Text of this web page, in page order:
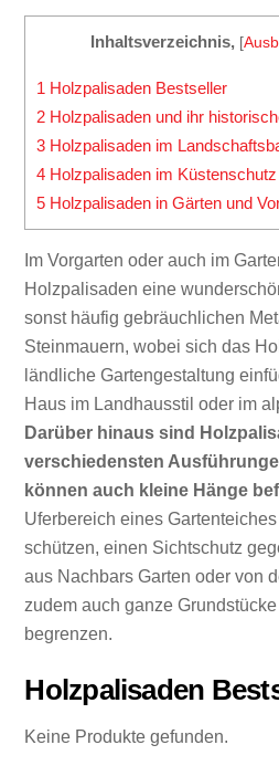
Inhaltsverzeichnis, [
1 Holzpalisaden Bestseller
2 Holzpalisaden und ihr
3 Holzpalisaden im
4 Holzpalisaden im Küstenschutz
5 Holzpalisaden in Gärten und
Im Vorgarten oder auch im
Holzpalisaden eine
sonst häufig gebräuchlichen
Steinmauern, wobei sich das
ländliche Gartengestaltung
Haus im Landhausstil oder im
Darüber hinaus sind
verschiedensten
können auch kleine Hänge
Uferbereich eines
schützen, einen Sichtschutz
aus Nachbars Garten oder von
zudem auch ganze
begrenzen.
Holzpalisaden
Keine Produkte gefunden.